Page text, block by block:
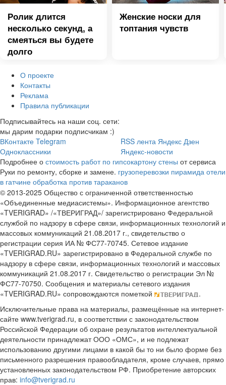
Ролик длится
несколько секунд, а
смеяться вы будете
долго
Женские носки для
топтания чувств
О проекте
Контакты
Реклама
Правила публикации
Подписывайтесь на наши соц. сети:
мы дарим подарки подписчикам :)
ВКонтакте Telegram
Одноклассники
RSS лента Яндекс Дзен
Яндекс-новости
Подробнее о стоимость работ по гипсокартону стены от сервиса
Руки по ремонту, сборке и замене. грузоперевозки пирамида отели
в гатчине обработка против тараканов
© 2013-2025 Общество с ограниченной ответственностью
«Объединенные медиасистемы». Информационное агентство
«TVERIGRAD» /«ТВЕРИГРАД»/ зарегистрировано Федеральной
службой по надзору в сфере связи, информационных технологий и
массовых коммуникаций 21.08.2017 г., свидетельство о
регистрации серия ИА № ФС77-70745. Сетевое издание
«TVERIGRAD.RU» зарегистрировано в Федеральной службе по
надзору в сфере связи, информационных технологий и массовых
коммуникаций 21.08.2017 г. Свидетельство о регистрации Эл №
ФС77-70750. Сообщения и материалы сетевого издания
«TVERIGRAD.RU» сопровождаются пометкой
.
Исключительные права на материалы, размещённые на интернет-
сайте www.tverigrad.ru, в соответствии с законодательством
Российской Федерации об охране результатов интеллектуальной
деятельности принадлежат ООО «ОМС», и не подлежат
использованию другими лицами в какой бы то ни было форме без
письменного разрешения правообладателя, кроме случаев, прямо
установленных законодательством РФ. Приобретение авторских
прав: info@tverigrad.ru